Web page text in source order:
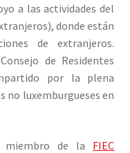
a las actividades del
donde están
de extranjeros.
de Residentes
por la plena
no luxemburgueses en
miembro de la FIEC